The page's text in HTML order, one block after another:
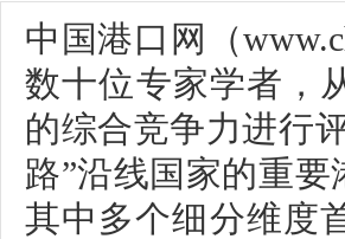
中国港口网（
数十位专家学者，
的综合竞争力进行
路”沿线国家的重
其中多个细分维度